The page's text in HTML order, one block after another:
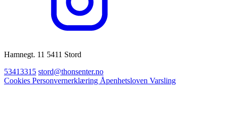
Hamnegt. 11 5411 Stord
53413315 stord@thonsenter.no
Cookies Personvernerklæring Åpenhetsloven Varsling